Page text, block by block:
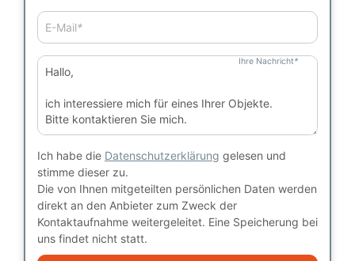
E-Mail*
Ihre Nachricht*
Ich habe die Datenschutzerklärung gelesen und
stimme dieser zu.
Die von Ihnen mitgeteilten persönlichen Daten werden
direkt an den Anbieter zum Zweck der
Kontaktaufnahme weitergeleitet. Eine Speicherung bei
uns findet nicht statt.